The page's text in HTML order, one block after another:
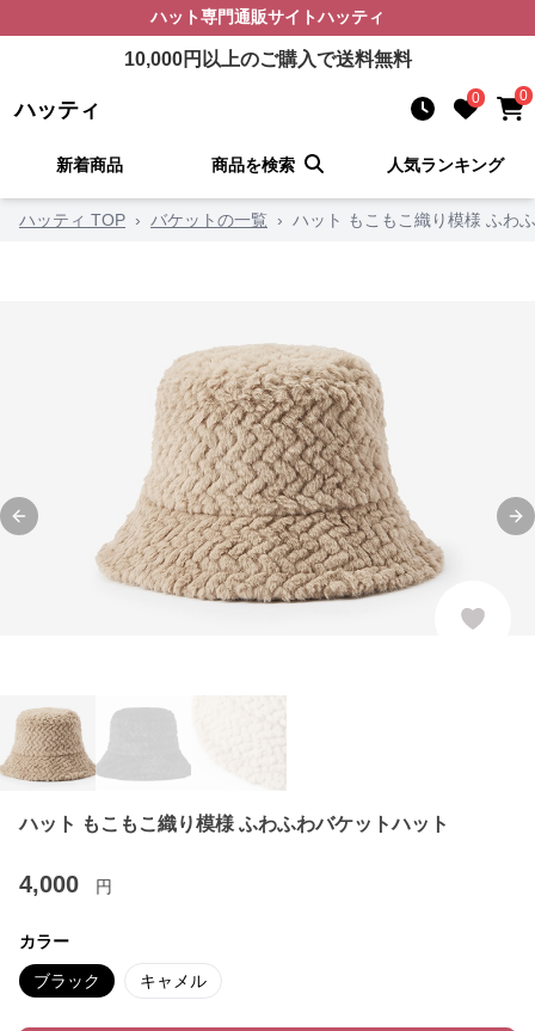
ハット専門通販サイトハッティ
10,000円以上のご購入で送料無料
ハッティ 0 0
新着商品 商品を検索 人気ランキング
ハッティ TOP › バケットの一覧 › ハット もこもこ織り模様 ふわ
Previous slide
ハット もこもこ織り模様 ふわふわバケットハット
4,000 円
カラー
ブラック キャメル